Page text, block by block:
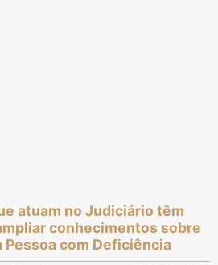
atuam no Judiciário têm
conhecimentos sobre
Pessoa com Deficiência